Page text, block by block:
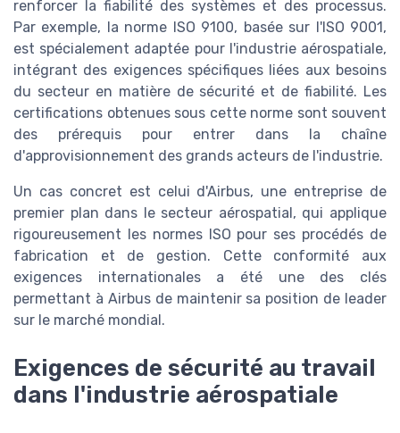
renforcer la fiabilité des systèmes et des processus.
Par exemple, la norme ISO 9100, basée sur l'ISO 9001,
est spécialement adaptée pour l'industrie aérospatiale,
intégrant des exigences spécifiques liées aux besoins
du secteur en matière de sécurité et de fiabilité. Les
certifications obtenues sous cette norme sont souvent
des prérequis pour entrer dans la chaîne
d'approvisionnement des grands acteurs de l'industrie.
Un cas concret est celui d'Airbus, une entreprise de
premier plan dans le secteur aérospatial, qui applique
rigoureusement les normes ISO pour ses procédés de
fabrication et de gestion. Cette conformité aux
exigences internationales a été une des clés
permettant à Airbus de maintenir sa position de leader
sur le marché mondial.
Exigences de sécurité au travail
dans l'industrie aérospatiale